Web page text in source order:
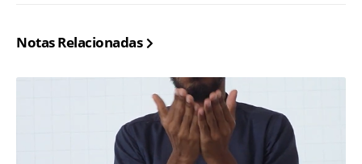
Notas Relacionadas